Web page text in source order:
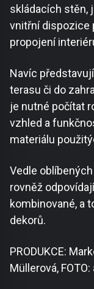
skládacích stěn,
vnitřní dispozice
propojení
Navíc
terasu či do
je nutné počítat
vzhled a
materiálu
Vedle
rovněž
kombinované, a
dekorů.
PRODUKCE:
Müllerová,